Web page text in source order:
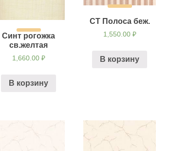
Синт рогожка
св.желтая
1,660.00 ₽
В корзину
СТ Полоса беж.
1,550.00 ₽
В корзину